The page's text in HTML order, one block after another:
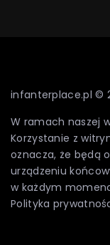
infanterplace.pl ©
W ramach naszej
Korzystanie z
oznacza, że będą
urządzeniu
w każdym
Polityka